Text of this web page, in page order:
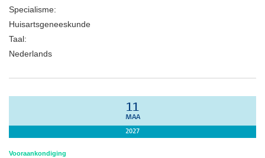
Specialisme:
Huisartsgeneeskunde
Taal:
Nederlands
11
MAA
2027
Vooraankondiging